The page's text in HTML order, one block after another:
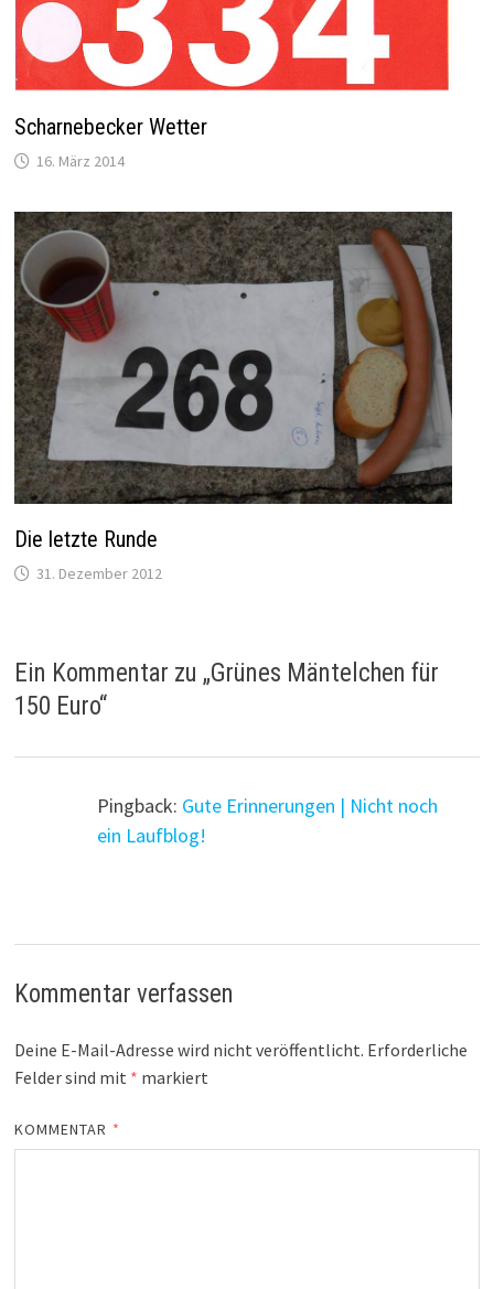
Scharnebecker Wetter
16. März 2014
Die letzte Runde
31. Dezember 2012
Ein Kommentar zu „Grünes Mäntelchen für
150 Euro“
Pingback: Gute Erinnerungen | Nicht noch
ein Laufblog!
Kommentar verfassen
Deine E-Mail-Adresse wird nicht veröffentlicht. Erforderliche
Felder sind mit * markiert
KOMMENTAR *